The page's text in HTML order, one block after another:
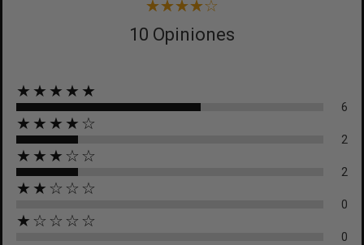
10 Opiniones
★★★★★
6
★★★★☆
2
★★★☆☆
2
★★☆☆☆
0
★☆☆☆☆
0